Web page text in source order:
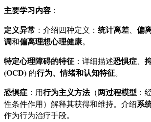
主要学习内容 ：
定义异常 ：介绍四种定义： 统计离差 偏
调和偏离理想心理健康。
特定心理障碍的特征 ：详细描述恐惧症
(OCD) 的行为、情绪和认知特征。
恐惧症 ：用行为主义方法（两过程模型 ：
性条件作用）解释其获得和维持。介绍系
作为行为治疗手段。